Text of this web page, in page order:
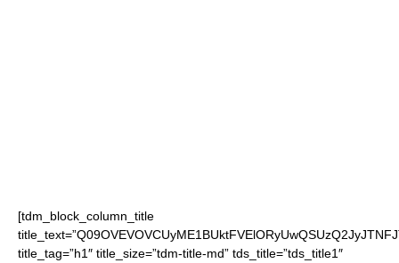
[tdm_block_column_title
title_tag=”h1″ title_size=”tdm-title-md” tds_title=”tds_title1″